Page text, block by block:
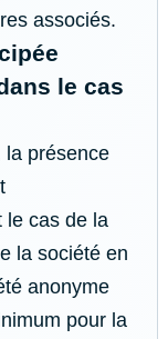
associés.
le cas
la présence
le cas de la
la société en
anonyme
pour la